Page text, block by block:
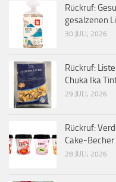
Rückruf:
gesalzenen
30 JULI, 2026
Rückruf:
Chuka Ika
29 JULI, 2026
Rückruf:
Cake-
28 JULI, 2026